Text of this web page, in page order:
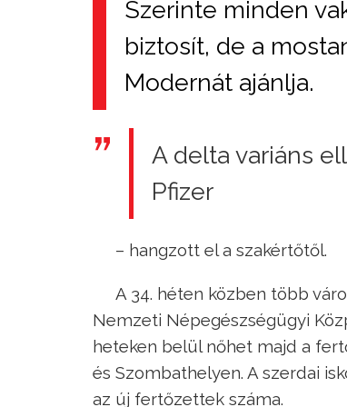
Szerinte minden
biztosít, de a
Modernát ajánlja.
A delta variáns
Pfizer
– hangzott el a szakértőtől.
A 34. héten közben több
Nemzeti Népegészségügyi
heteken belül nőhet majd a
és Szombathelyen. A szerdai
az új fertőzettek száma.